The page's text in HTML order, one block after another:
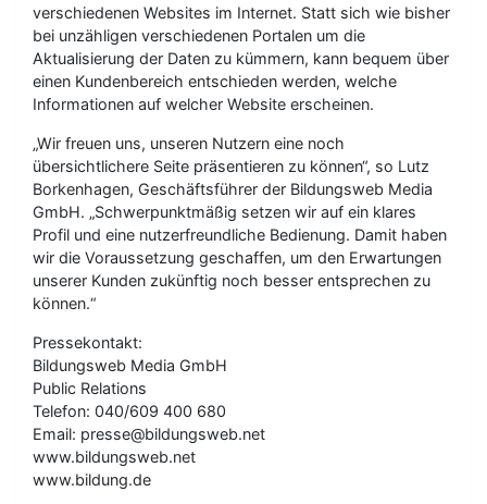
verschiedenen Websites im Internet. Statt sich wie bisher
bei unzähligen verschiedenen Portalen um die
Aktualisierung der Daten zu kümmern, kann bequem über
einen Kundenbereich entschieden werden, welche
Informationen auf welcher Website erscheinen.
„Wir freuen uns, unseren Nutzern eine noch
übersichtlichere Seite präsentieren zu können“, so Lutz
Borkenhagen, Geschäftsführer der Bildungsweb Media
GmbH. „Schwerpunktmäßig setzen wir auf ein klares
Profil und eine nutzerfreundliche Bedienung. Damit haben
wir die Voraussetzung geschaffen, um den Erwartungen
unserer Kunden zukünftig noch besser entsprechen zu
können.“
Pressekontakt:
Bildungsweb Media GmbH
Public Relations
Telefon: 040/609 400 680
Email: presse@bildungsweb.net
www.bildungsweb.net
www.bildung.de